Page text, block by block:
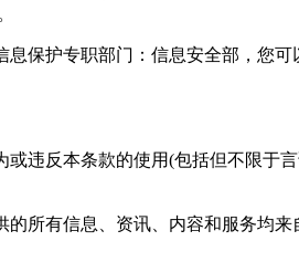
保护专职部门：信息安全部，您
违反本条款的使用(包括但不限于
的所有信息、资讯、内容和服务均来